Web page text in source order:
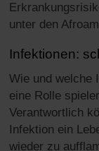
unter den
Infektionen:
Wie und welche
eine Rolle
Verantwortlich
Infektion ein
wieder zu